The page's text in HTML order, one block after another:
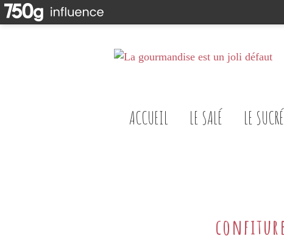
ACCUEIL LE SALÉ LE SUCRÉ